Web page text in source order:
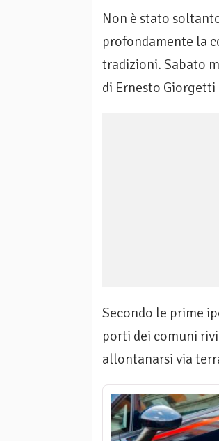
Non è stato
profondamente la
tradizioni. Sabato
di Ernesto Giorgetti
Secondo le prime
porti dei comuni
allontanarsi via